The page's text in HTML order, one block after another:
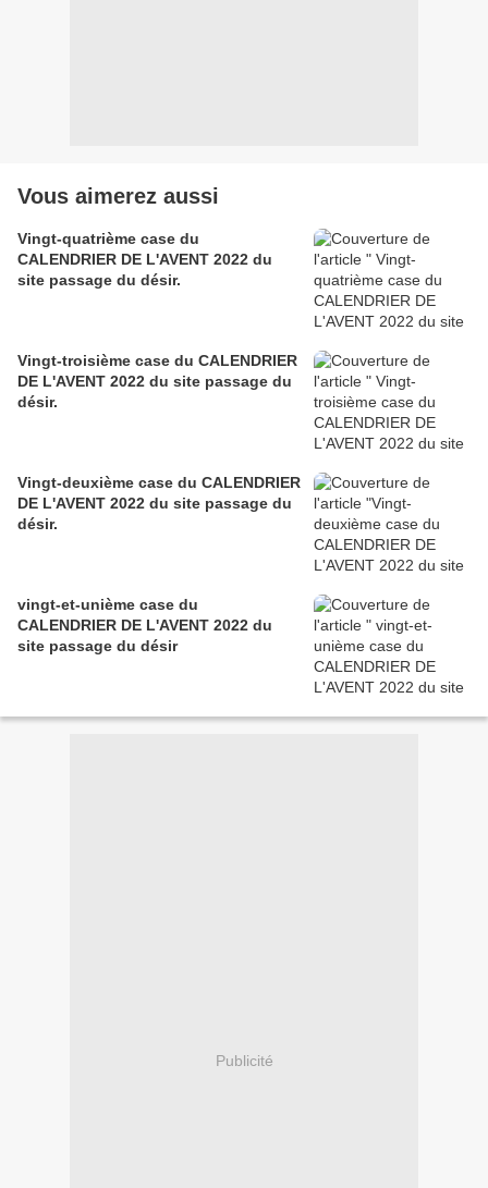
Vous aimerez aussi
Vingt-quatrième case du
CALENDRIER DE L'AVENT 2022 du
site passage du désir.
Vingt-troisième case du CALENDRIER
DE L'AVENT 2022 du site passage du
désir.
Vingt-deuxième case du CALENDRIER
DE L'AVENT 2022 du site passage du
désir.
vingt-et-unième case du
CALENDRIER DE L'AVENT 2022 du
site passage du désir
Publicité